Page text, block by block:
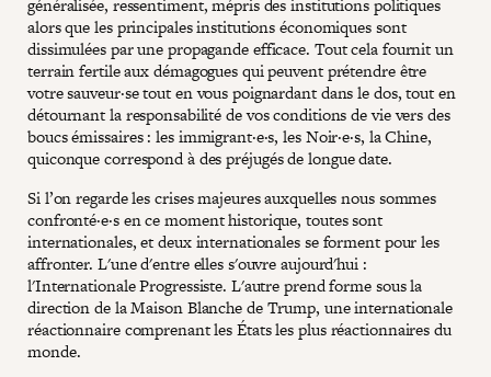
généralisée, ressentiment, mépris des institutions politiques
alors que les principales institutions économiques sont
dissimulées par une propagande efficace. Tout cela fournit un
terrain fertile aux démagogues qui peuvent prétendre être
votre sauveur·se tout en vous poignardant dans le dos, tout en
détournant la responsabilité de vos conditions de vie vers des
boucs émissaires : les immigrant·e·s, les Noir·e·s, la Chine,
quiconque correspond à des préjugés de longue date.
Si l’on regarde les crises majeures auxquelles nous sommes
confronté·e·s en ce moment historique, toutes sont
internationales, et deux internationales se forment pour les
affronter. L'une d'entre elles s'ouvre aujourd'hui :
l'Internationale Progressiste. L'autre prend forme sous la
direction de la Maison Blanche de Trump, une internationale
réactionnaire comprenant les États les plus réactionnaires du
monde.